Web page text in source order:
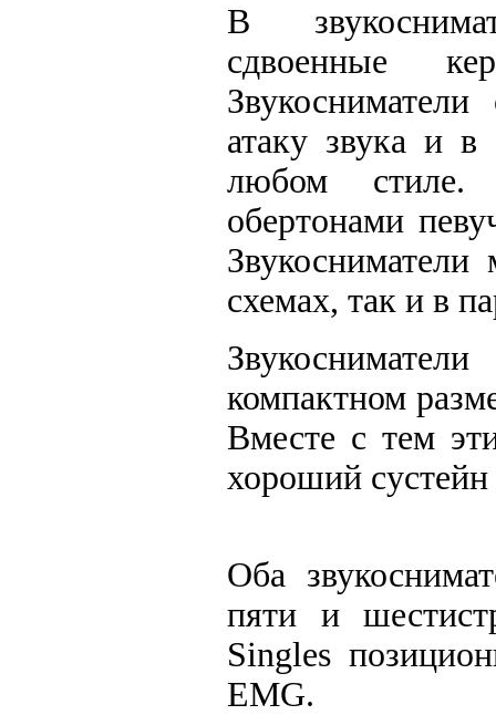
В
сдвоенные
атаку звука и
любом
обертонами
схемах, так и в
компактном
Вместе с тем
хороший сустейн
Оба
пяти и
Singles
EMG.